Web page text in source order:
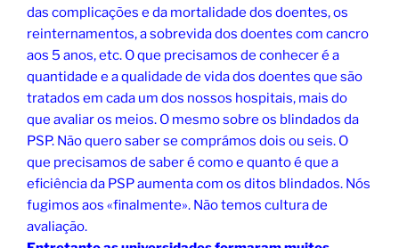
das complicações e da mortalidade dos doentes, os
reinternamentos, a sobrevida dos doentes com cancro
aos 5 anos, etc. O que precisamos de conhecer é a
quantidade e a qualidade de vida dos doentes que são
tratados em cada um dos nossos hospitais, mais do
que avaliar os meios. O mesmo sobre os blindados da
PSP. Não quero saber se comprámos dois ou seis. O
que precisamos de saber é como e quanto é que a
eficiência da PSP aumenta com os ditos blindados. Nós
fugimos aos «finalmente». Não temos cultura de
avaliação.